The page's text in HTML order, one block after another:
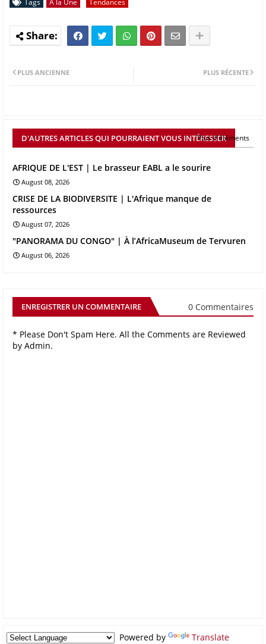
Tags A la Une Tendances
PLUS RÉCENTE
PLUS ANCIENNE
D'AUTRES ARTICLES QUI POURRAIENT VOUS INTÉRESSER
Plus d'éléments
AFRIQUE DE L'EST | Le brasseur EABL a le sourire
August 08, 2026
CRISE DE LA BIODIVERSITE | L'Afrique manque de
ressources
August 07, 2026
"PANORAMA DU CONGO" | À l’AfricaMuseum de Tervuren
August 06, 2026
ENREGISTRER UN COMMENTAIRE 0 Commentaires
* Please Don't Spam Here. All the Comments are Reviewed
by Admin.
Powered by Translate